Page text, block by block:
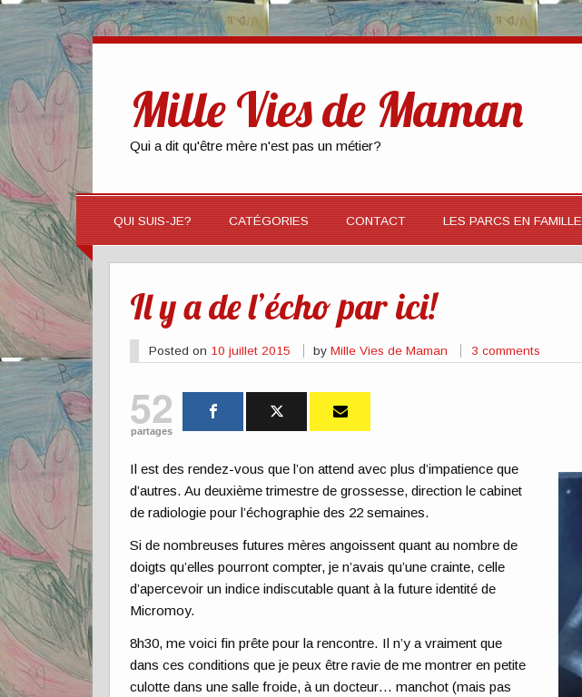
Mille Vies de Maman
Qui a dit qu'être mère n'est pas un métier?
QUI SUIS-JE? CATÉGORIES CONTACT LES PARCS EN FAMILLE
Il y a de l’écho par ici!
Posted on 10 juillet 2015 byMille Vies de Maman 3 comments
52
partages
Il est des rendez-vous que l’on attend avec plus d’impatience que
d’autres. Au deuxième trimestre de grossesse, direction le cabinet
de radiologie pour l’échographie des 22 semaines.
Si de nombreuses futures mères angoissent quant au nombre de
doigts qu’elles pourront compter, je n’avais qu’une crainte, celle
d’apercevoir un indice indiscutable quant à la future identité de
Micromoy.
8h30, me voici fin prête pour la rencontre. Il n’y a vraiment que
dans ces conditions que je peux être ravie de me montrer en petite
culotte dans une salle froide, à un docteur… manchot (mais pas